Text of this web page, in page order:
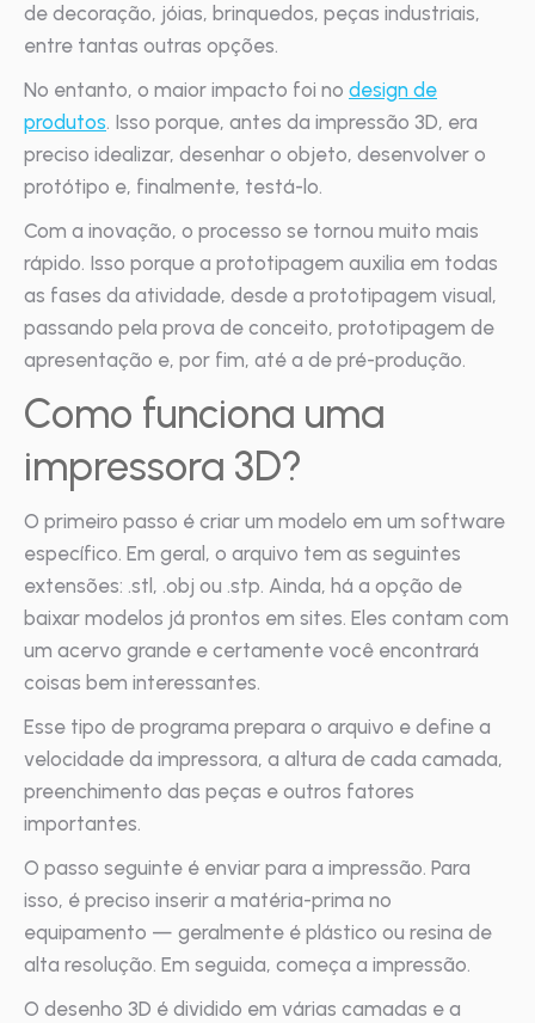
de decoração, jóias, brinquedos, peças industriais,
entre tantas outras opções.
No entanto, o maior impacto foi no design de
produtos. Isso porque, antes da impressão 3D, era
preciso idealizar, desenhar o objeto, desenvolver o
protótipo e, finalmente, testá-lo.
Com a inovação, o processo se tornou muito mais
rápido. Isso porque a prototipagem auxilia em todas
as fases da atividade, desde a prototipagem visual,
passando pela prova de conceito, prototipagem de
apresentação e, por fim, até a de pré-produção.
Como funciona uma
impressora 3D?
O primeiro passo é criar um modelo em um software
específico. Em geral, o arquivo tem as seguintes
extensões: .stl, .obj ou .stp. Ainda, há a opção de
baixar modelos já prontos em sites. Eles contam com
um acervo grande e certamente você encontrará
coisas bem interessantes.
Esse tipo de programa prepara o arquivo e define a
velocidade da impressora, a altura de cada camada,
preenchimento das peças e outros fatores
importantes.
O passo seguinte é enviar para a impressão. Para
isso, é preciso inserir a matéria-prima no
equipamento — geralmente é plástico ou resina de
alta resolução. Em seguida, começa a impressão.
O desenho 3D é dividido em várias camadas e a